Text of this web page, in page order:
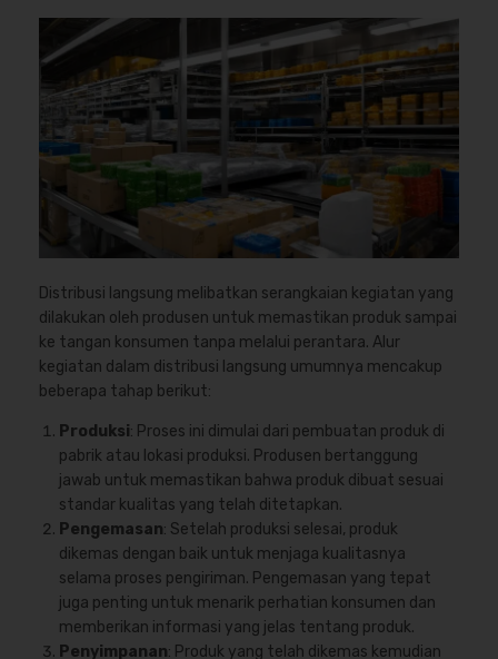
Distribusi langsung melibatkan serangkaian kegiatan yang
dilakukan oleh produsen untuk memastikan produk sampai
ke tangan konsumen tanpa melalui perantara. Alur
kegiatan dalam distribusi langsung umumnya mencakup
beberapa tahap berikut:
Produksi: Proses ini dimulai dari pembuatan produk di
pabrik atau lokasi produksi. Produsen bertanggung
jawab untuk memastikan bahwa produk dibuat sesuai
standar kualitas yang telah ditetapkan.
Pengemasan: Setelah produksi selesai, produk
dikemas dengan baik untuk menjaga kualitasnya
selama proses pengiriman. Pengemasan yang tepat
juga penting untuk menarik perhatian konsumen dan
memberikan informasi yang jelas tentang produk.
Penyimpanan: Produk yang telah dikemas kemudian